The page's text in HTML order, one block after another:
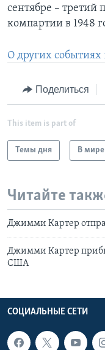
сентябре – третий
компартии в 1948
О других событиях
Поделиться
This item is part of
Темы дня В мире
Читайте
Джимми Картер
Джимми Картер
США
СОЦИАЛЬНЫЕ СЕТИ